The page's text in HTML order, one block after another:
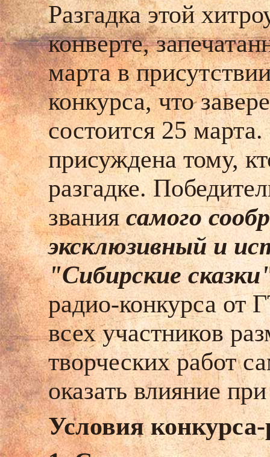
Разгадка этой
конверте,
марта в
конкурса, что
состоится 25
присуждена тому,
разгадке.
званиясамого
эксклюзивный и
"Сибирские
радио-конкурса от
всех участников
творческих работ
оказать влияние
Условия